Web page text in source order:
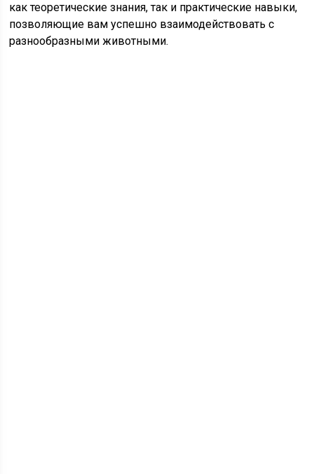
как теоретические знания, так и практические навыки,
позволяющие вам успешно взаимодействовать с
разнообразными животными.